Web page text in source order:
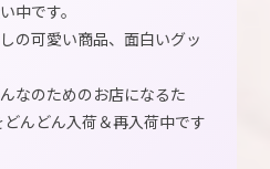
中です。
の可愛い商品、面白いグッ
なのためのお店になるた
んどん入荷＆再入荷中です